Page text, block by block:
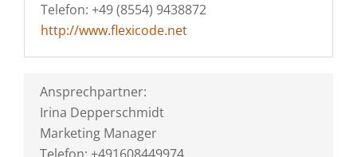
Telefon: +49 (8554) 9438872
http://www.flexicode.net
Ansprechpartner:
Irina Depperschmidt
Marketing Manager